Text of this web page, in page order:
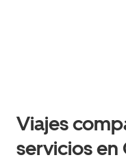
Viajes
servicios en